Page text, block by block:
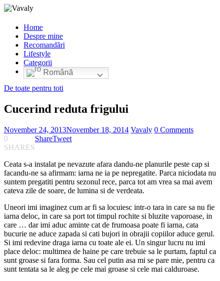
Home
Despre mine
Recomandări
Lifestyle
Categorii
Română
De toate pentru toti
Cucerind reduta frigului
November 24, 2013November 18, 2014 Vavaly 0 Comments
0
SHARES
ShareTweet
Ceata s-a instalat pe nevazute afara dandu-ne planurile peste cap si
facandu-ne sa afirmam: iarna ne ia pe nepregatite. Parca niciodata nu
suntem pregatiti pentru sezonul rece, parca tot am vrea sa mai avem
cateva zile de soare, de lumina si de verdeata.
Uneori imi imaginez cum ar fi sa locuiesc intr-o tara in care sa nu fie
iarna deloc, in care sa port tot timpul rochite si bluzite vaporoase, in
care … dar imi aduc aminte cat de frumoasa poate fi iarna, cata
bucurie ne aduce zapada si cati bujori in obrajii copiilor aduce gerul.
Si imi redevine draga iarna cu toate ale ei. Un singur lucru nu imi
place deloc: multimea de haine pe care trebuie sa le purtam, faptul ca
sunt groase si fara forma. Sau cel putin asa mi se pare mie, pentru ca
sunt tentata sa le aleg pe cele mai groase si cele mai calduroase.